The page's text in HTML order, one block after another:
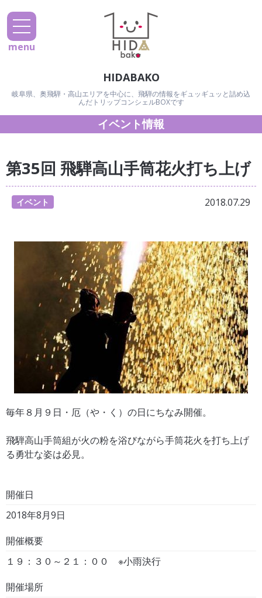
HIDABAKO
岐阜県、奥飛騨・高山エリアを中心に、飛騨の情報をギュッギュッと詰め込
んだトリップコンシェルBOXです
menu
イベント情報
第35回 飛騨高山手筒花火打ち上げ
イベント 2018.07.29
毎年８月９日・厄（や・く）の日にちなみ開催。
飛騨高山手筒組が火の粉を浴びながら手筒花火を打ち上げ
る勇壮な姿は必見。
開催日
2018年8月9日
開催概要
１９：３０～２１：００ ※小雨決行
開催場所